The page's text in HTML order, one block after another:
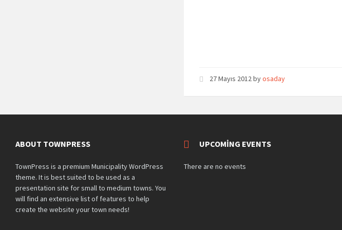
27 Mayıs 2012byosaday
ABOUT TOWNPRESS
TownPress is a premium Municipality WordPress
theme. It is best suited to be used as a
presentation site for small to medium towns. You
will find an extensive list of features to help
create the website your town needs!
UPCOMING EVENTS
There are no events